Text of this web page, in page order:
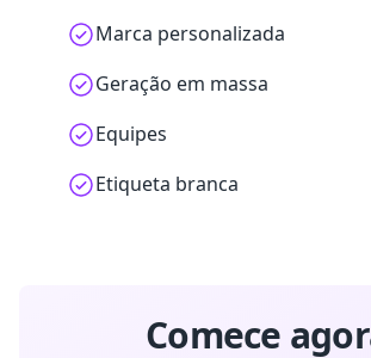
Marca personalizada
Geração em massa
Equipes
Etiqueta branca
Comece